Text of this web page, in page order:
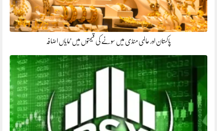
پاکستان اور عالمی منڈی میں سونے کی قیمتوں میں نمایاں اضافہ